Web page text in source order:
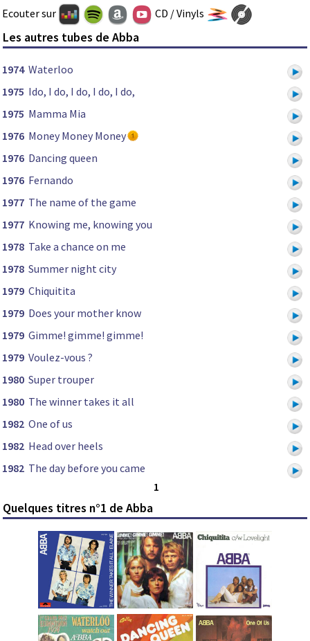
Ecouter sur
CD / Vinyls
Les autres tubes de Abba
1974 Waterloo
1975 Ido, I do, I do, I do, I do,
1975 Mamma Mia
1976 Money Money Money
1976 Dancing queen
1976 Fernando
1977 The name of the game
1977 Knowing me, knowing you
1978 Take a chance on me
1978 Summer night city
1979 Chiquitita
1979 Does your mother know
1979 Gimme! gimme! gimme!
1979 Voulez-vous ?
1980 Super trouper
1980 The winner takes it all
1982 One of us
1982 Head over heels
1982 The day before you came
1
Quelques titres n°1 de Abba